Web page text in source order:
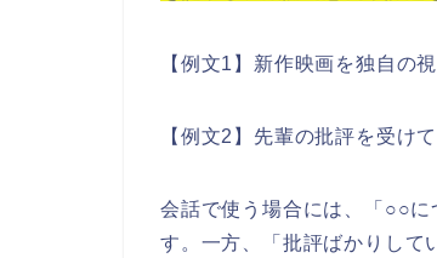
【例文1】新作映画を独自の
【例文2】先輩の批評を受け
会話で使う場合には、「○○
す。一方、「批評ばかりして